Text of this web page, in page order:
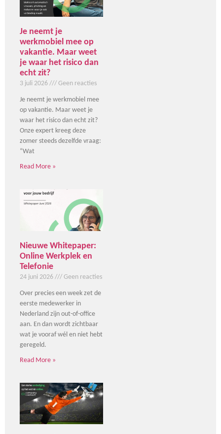
Je neemt je
werkmobiel mee op
vakantie. Maar weet
je waar het risico dan
echt zit?
3 juli 2026 Geen reacties
Je neemt je werkmobiel mee
op vakantie. Maar weet je
waar het risico dan echt zit?
Onze expert kreeg deze
zomer steeds dezelfde vraag:
“Wat
Read More »
Nieuwe Whitepaper:
Online Werkplek en
Telefonie
24 juni 2026 Geen reacties
Over precies een week zet de
eerste medewerker in
Nederland zijn out-of-office
aan. En dan wordt zichtbaar
wat je vooraf wél en niet hebt
geregeld.
Read More »